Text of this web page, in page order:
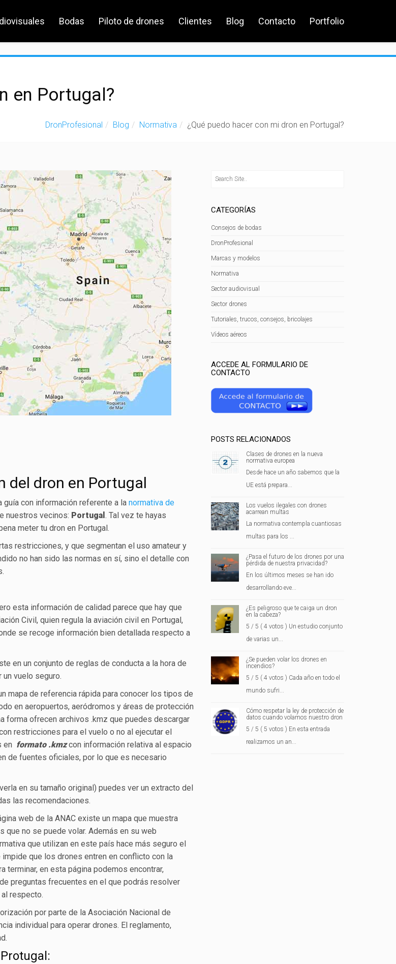
Bodas Piloto de drones Clientes Blog Contacto Portfolio
en Portugal?
DronProfesional Blog Normativa ¿Qué puedo hacer con mi dron en Portugal?
del dron en Portugal
guía con información referente a la normativa de
nuestros vecinos: Portugal . Tal vez te hayas
meter tu dron en Portugal.
restricciones, y que segmentan el uso amateur y
no han sido las normas en sí, sino el detalle con
esta información de calidad parece que hay que
Civil, quien regula la aviación civil en Portugal,
se recoge información bien detallada respecto a
en un conjunto de reglas de conducta a la hora de
vuelo seguro.
mapa de referencia rápida para conocer los tipos de
en aeropuertos, aeródromos y áreas de protección
forma ofrecen archivos .kmz que puedes descargar
restricciones para el vuelo o no al ejecutar el
en formato .kmzcon información relativa al espacio
de fuentes oficiales, por lo que es necesario
en su tamaño original) puedes ver un extracto del
las recomendaciones.
web de la ANAC existe un mapa que muestra
que no se puede volar. Además en su web
que utilizan en este país hace más seguro el
que los drones entren en conflicto con la
terminar, en esta página podemos encontrar,
preguntas frecuentes en el que podrás resolver
respecto.
por parte de la Asociación Nacional de
individual para operar drones. El reglamento,
CATEGORÍAS
Consejos de bodas
DronProfesional
Marcas y modelos
Normativa
Sector audiovisual
Sector drones
Tutoriales, trucos, consejos, bricolajes
Vídeos aéreos
ACCEDE AL FORMULARIO DE
CONTACTO
POSTS RELACIONADOS
Clases de drones en la nueva
normativa europea
Desde hace un año sabemos que la
UE está prepara...
Los vuelos ilegales con drones
acarrean multas
La normativa contempla cuantiosas
multas para los ...
¿Pasa el futuro de los drones por una
pérdida de nuestra privacidad?
En los últimos meses se han ido
desarrollando eve...
¿Es peligroso que te caiga un dron
en la cabeza?
5 / 5 ( 4 votos ) Un estudio conjunto
de varias un...
¿Se pueden volar los drones en
incendios?
5 / 5 ( 4 votos ) Cada año en todo el
mundo sufri...
Cómo respetar la ley de protección de
datos cuando volamos nuestro dron
5 / 5 ( 5 votos ) En esta entrada
realizamos un an...